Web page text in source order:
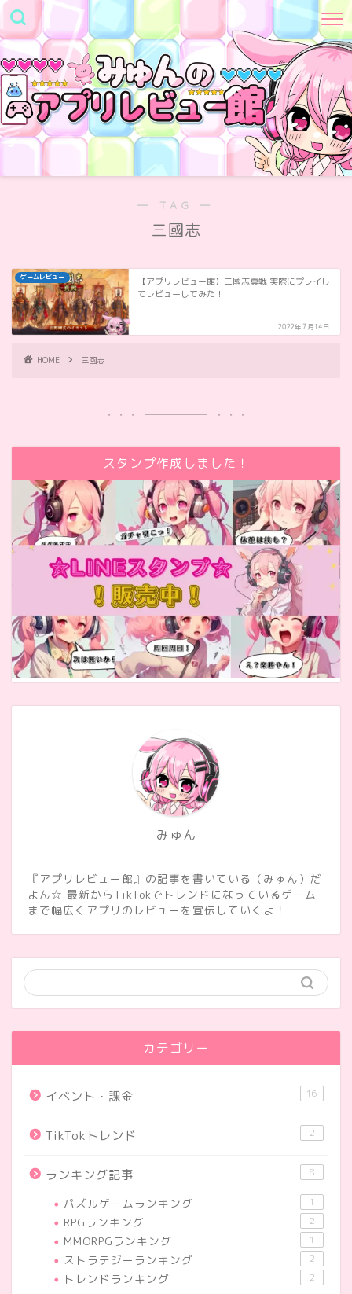
― TAG ―
三國志
ゲームレビュー
【アプリレビュー館】三國志真戦 実際にプレイし
てレビューしてみた！
2022年7月14日
HOME 三國志
スタンプ作成しました！
みゅん
『アプリレビュー館』の記事を書いている（みゅん）だ
よん☆ 最新からTikTokでトレンドになっているゲーム
まで幅広くアプリのレビューを宣伝していくよ！
カテゴリー
イベント・課金 16
TikTokトレンド 2
ランキング記事 8
パズルゲームランキング 1
RPGランキング 2
MMORPGランキング 1
ストラテジーランキング 2
トレンドランキング 2